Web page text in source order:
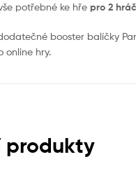
potřebné ke hře pro 2
booster balíčky
online hry.
produkty